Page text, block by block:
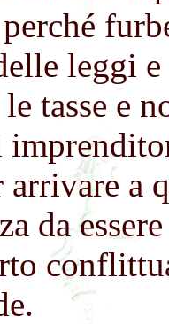
leggi
le tasse e
a
da